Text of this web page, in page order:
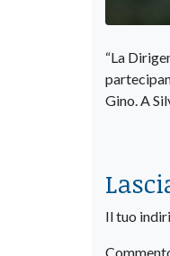
“La
Gino. A
Il tuo